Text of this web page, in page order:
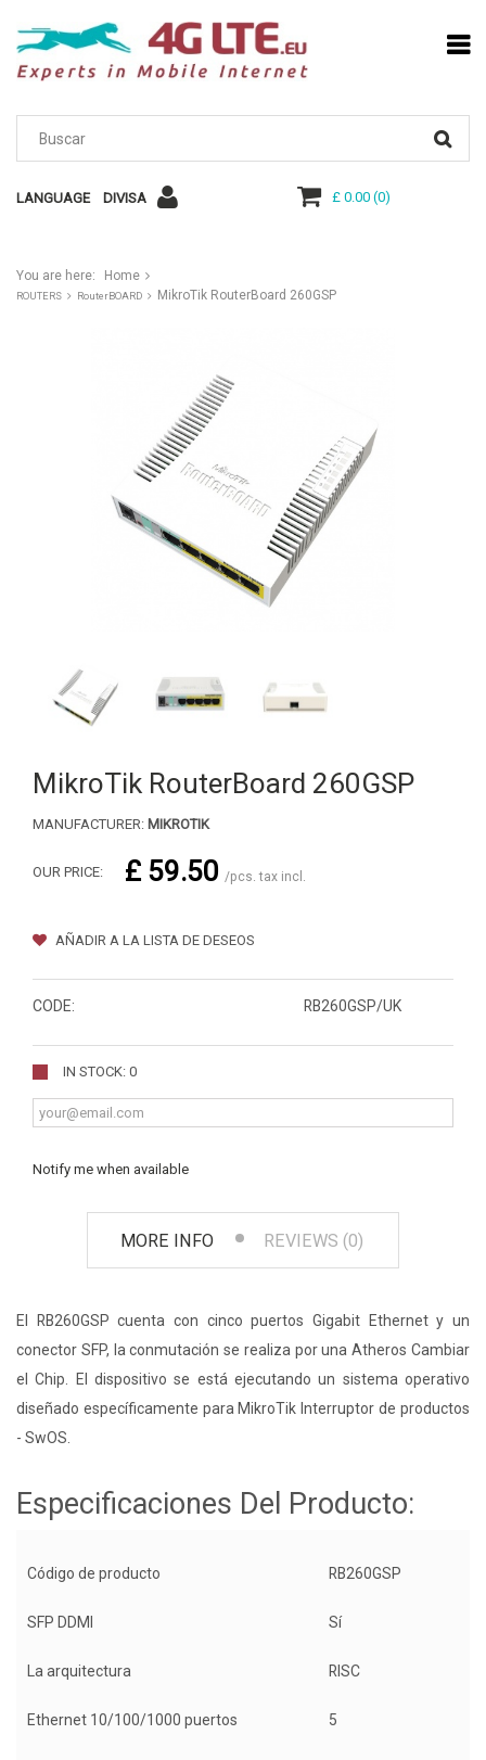
LANGUAGE DIVISA £ 0.00(0)
You are here: Home
ROUTERS RouterBOARD MikroTik RouterBoard 260GSP
MikroTik RouterBoard 260GSP
MANUFACTURER: MIKROTIK
OUR PRICE: £ 59.50 /pcs. tax incl.
AÑADIR A LA LISTA DE DESEOS
CODE: RB260GSP/UK
IN STOCK: 0
Notify me when available
MORE INFO REVIEWS (0)
El RB260GSP cuenta con cinco puertos Gigabit Ethernet y un
conector SFP, la conmutación se realiza por una Atheros Cambiar
el Chip. El dispositivo se está ejecutando un sistema operativo
diseñado específicamente para MikroTik Interruptor de productos
- SwOS.
Especificaciones Del Producto:
Código de producto RB260GSP
SFP DDMI Sí
La arquitectura RISC
Ethernet 10/100/1000 puertos 5